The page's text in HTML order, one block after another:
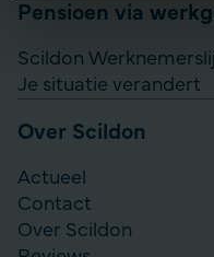
Pensioen via
Scildon
Je situatie verandert
Over Scildon
Actueel
Contact
Over Scildon